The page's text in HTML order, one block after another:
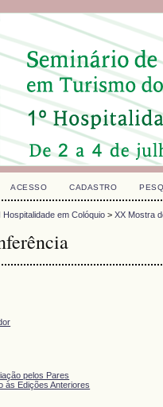
ACESSO CADASTRO
Hospitalidade em Colóquio >XX Mostra
pelos Pares
às Edições Anteriores